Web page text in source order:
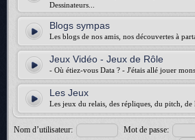
Dessinateurs...
Blogs sympas
Les blogs de nos amis, nos découvertes à
Jeux Vidéo - Jeux de Rôle
- Où étiez-vous Data ? - J'étais allé jouer
Les Jeux
Les jeux du relais, des répliques, du pitch, de
Nom d’utilisateur: Mot de passe: